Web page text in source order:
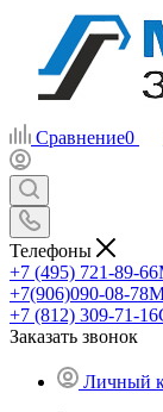
Сравнение0
Телефоны
+7 (495) 721-89-66
+7(906)090-08-78
+7 (812) 309-71-16
Заказать звонок
Личный